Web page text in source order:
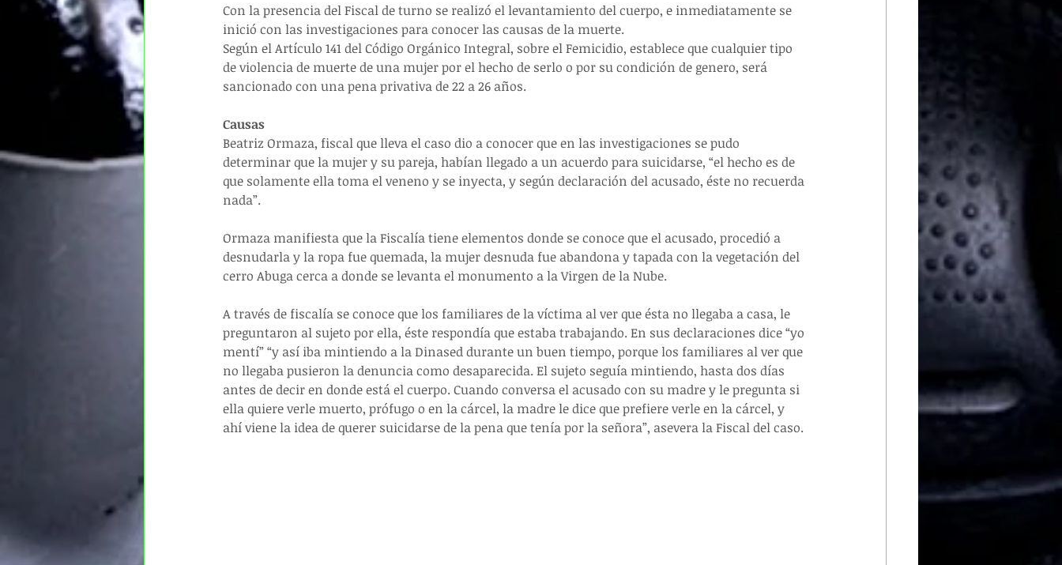
Con la presencia del Fiscal de turno se realizó el levantamiento del cuerpo, e inmediatamente se
inició con las investigaciones para conocer las causas de la muerte.
Según el Artículo 141 del Código Orgánico Integral, sobre el Femicidio, establece que cualquier tipo
de violencia de muerte de una mujer por el hecho de serlo o por su condición de genero, será
sancionado con una pena privativa de 22 a 26 años.
Causas
Beatriz Ormaza, fiscal que lleva el caso dio a conocer que en las investigaciones se pudo
determinar que la mujer y su pareja, habían llegado a un acuerdo para suicidarse, “el hecho es de
que solamente ella toma el veneno y se inyecta, y según declaración del acusado, éste no recuerda
nada”.
Ormaza manifiesta que la Fiscalía tiene elementos donde se conoce que el acusado, procedió a
desnudarla y la ropa fue quemada, la mujer desnuda fue abandona y tapada con la vegetación del
cerro Abuga cerca a donde se levanta el monumento a la Virgen de la Nube.
A través de fiscalía se conoce que los familiares de la víctima al ver que ésta no llegaba a casa, le
preguntaron al sujeto por ella, éste respondía que estaba trabajando. En sus declaraciones dice “yo
mentí” “y así iba mintiendo a la Dinased durante un buen tiempo, porque los familiares al ver que
no llegaba pusieron la denuncia como desaparecida. El sujeto seguía mintiendo, hasta dos días
antes de decir en donde está el cuerpo. Cuando conversa el acusado con su madre y le pregunta si
ella quiere verle muerto, prófugo o en la cárcel, la madre le dice que prefiere verle en la cárcel, y
ahí viene la idea de querer suicidarse de la pena que tenía por la señora”, asevera la Fiscal del caso.